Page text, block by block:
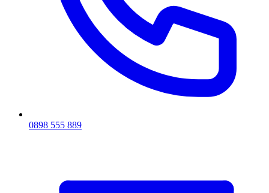
0898 555 889